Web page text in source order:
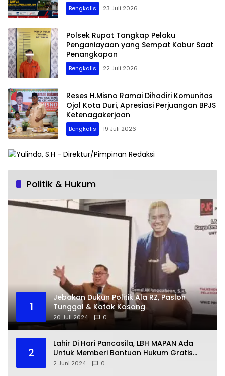
Bengkalis 23 Juli 2026
Polsek Rupat Tangkap Pelaku
Penganiayaan yang Sempat Kabur Saat
Penangkapan
Bengkalis 22 Juli 2026
Reses H.Misno Ramai Dihadiri Komunitas
Ojol Kota Duri, Apresiasi Perjuangan BPJS
Ketenagakerjaan
Bengkalis 19 Juli 2026
Politik & Hukum
1
Jebakan Dukun Politik Ala RZ, Paslon
Tunggal & Kotak Kosong
20 Juli 2024 0
2
Lahir Di Hari Pancasila, LBH MAPAN Ada
Untuk Memberi Bantuan Hukum Gratis
Bagi Masyarakat Kurang Mampu
2 Juni 2024 0